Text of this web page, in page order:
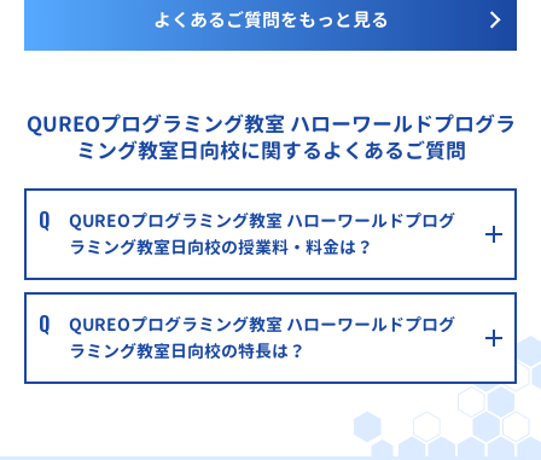
よくあるご質問をもっと見る
QUREOプログラミング教室 ハローワールドプログラ
ミング教室日向校に関するよくあるご質問
QUREOプログラミング教室 ハローワールドプログ
ラミング教室日向校の授業料・料金は？
QUREOプログラミング教室 ハローワールドプログ
ラミング教室日向校の特長は？